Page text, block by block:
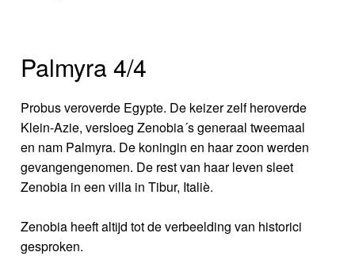
Palmyra 4/4
Probus veroverde Egypte. De keizer zelf heroverde
Klein-Azie, versloeg Zenobia´s generaal tweemaal
en nam Palmyra. De koningin en haar zoon werden
gevangengenomen. De rest van haar leven sleet
Zenobia in een villa in Tibur, Italiè.
Zenobia heeft altijd tot de verbeelding van historici
gesproken.